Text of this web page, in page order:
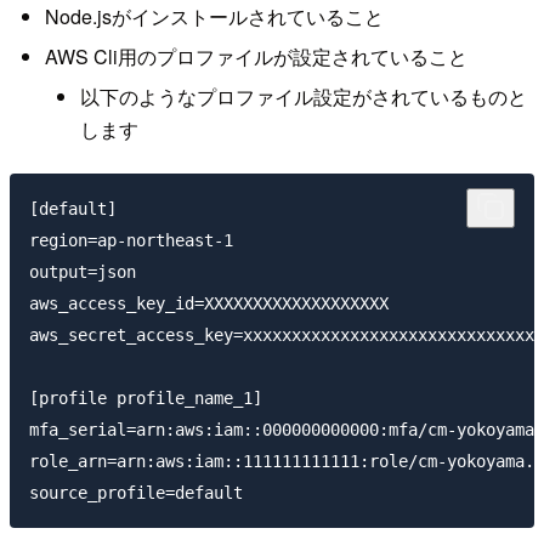
Node.jsがインストールされていること
AWS Cli用のプロファイルが設定されていること
以下のようなプロファイル設定がされているものと
します
[default]
region=ap-northeast-1
output=json
aws_access_key_id=XXXXXXXXXXXXXXXXXXX
[profile profile_name_1]
mfa_serial=arn:aws:iam::000000000000:mfa/cm-
role_arn=arn:aws:iam::111111111111:role/cm-